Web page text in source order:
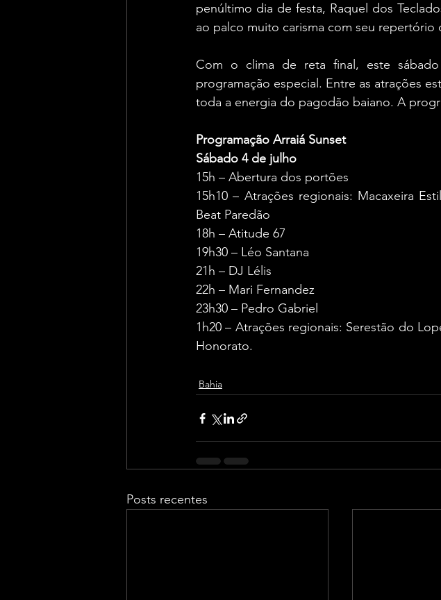
penúltimo dia de festa, Raquel dos
ao palco muito carisma com seu
Com o clima de reta final, este
programação especial. Entre as atrações
toda a energia do pagodão baiano. A
Programação Arraiá Sunset
Sábado 4 de julho
15h – Abertura dos portões
15h10 – Atrações regionais: Macaxeira
Beat Paredão
18h – Atitude 67
19h30 – Léo Santana
21h – DJ Lélis
22h – Mari Fernandez
23h30 – Pedro Gabriel
1h20 – Atrações regionais: Serestão do
Honorato.
Bahia
Posts recentes